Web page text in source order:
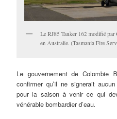
Le RJ85 Tanker 162 modifié par
en Australie. (Tasmania Fire
Le gouvernement de Colombie
confirmer qu’il ne signerait
pour la saison à venir ce qui
vénérable bombardier d’eau.